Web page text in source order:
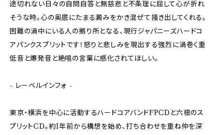
途切れない日々の自問自答と無慈悲と不条理に屈して心が折れ
そうな時。心の奥底にたまる澱みをかき混ぜて掻き出してくれる。
困難の渦中にいる人の拠り所となる、現行ジャパニーズハードコ
アパンクスプリットです！怒りと悲しみを現出する強烈に渦巻く重
低音と爆発音と絶唱の言葉に感化されてほしい。
- レーベルインフォ -
東京・横浜を中心に活動するハードコアバンドFPCDと六根のス
プリットCD。約1年前から構想を始め、打ち合わせを重ね仲を深